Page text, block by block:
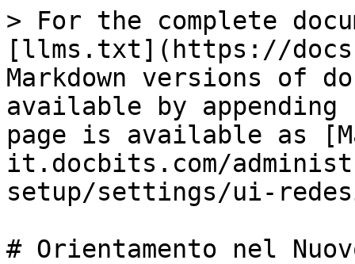
> For the complete
[llms.txt](https://
Markdown versions of
available by
page is available as
it.docbits.com/
setup/settings/ui-
# Orientamento nel